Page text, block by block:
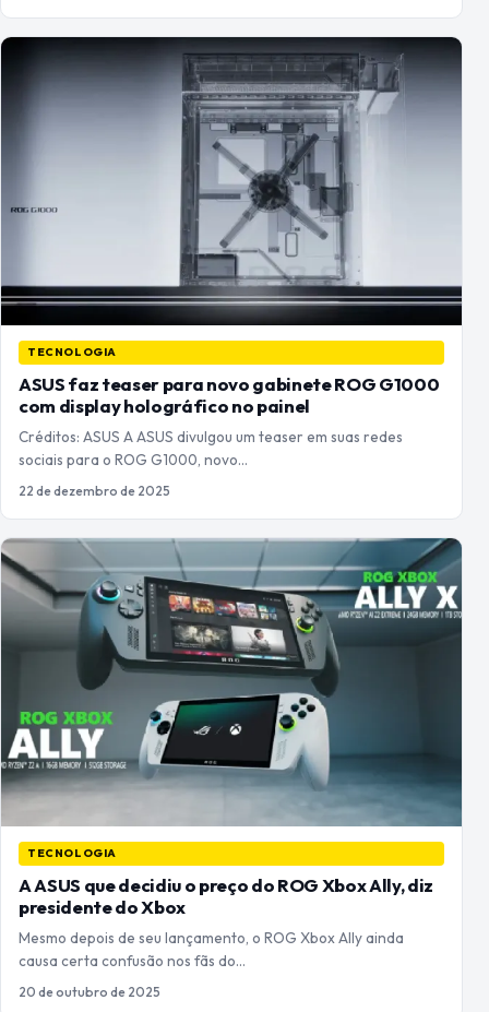
TECNOLOGIA
ASUS faz teaser para novo gabinete ROG G1000
com display holográfico no painel
Créditos: ASUS A ASUS divulgou um teaser em suas redes
sociais para o ROG G1000, novo…
22 de dezembro de 2025
TECNOLOGIA
A ASUS que decidiu o preço do ROG Xbox Ally, diz
presidente do Xbox
Mesmo depois de seu lançamento, o ROG Xbox Ally ainda
causa certa confusão nos fãs do…
20 de outubro de 2025